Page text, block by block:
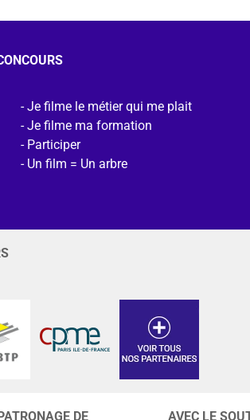
Je filme le métier qui me plait
Je filme ma formation
Participer
Un film = Un arbre
DE AVEC LE